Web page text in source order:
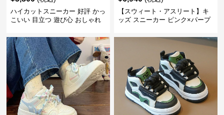
ハイカットスニーカー 好評 かっ
こいい 目立つ 遊び心 おしゃれ
すべりにくい 快適歩行 グリップ
力
【スウィート・アスリート】キ
ッズ スニーカー ピンク×パープ
ンソール ガールズ